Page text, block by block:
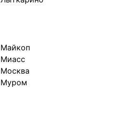
Майкоп
Миасс
Москва
Муром